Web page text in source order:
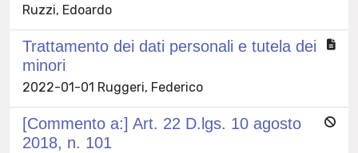
Ruzzi, Edoardo
Trattamento dei dati personali e tutela dei
minori
2022-01-01 Ruggeri, Federico
[Commento a:] Art. 22 D.lgs. 10 agosto
2018, n. 101